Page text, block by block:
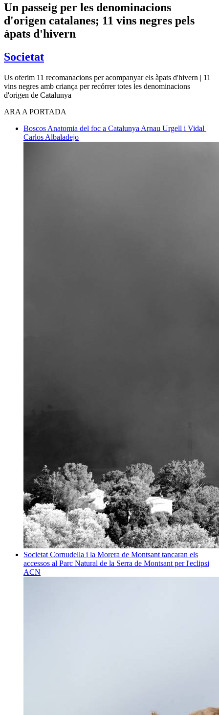
Un passeig per les denominacions
d'origen catalanes; 11 vins negres pels
àpats d'hivern
Societat
Us oferim 11 recomanacions per acompanyar els àpats d'hivern | 11
vins negres amb criança per recórrer totes les denominacions
d'origen de Catalunya
ARA A PORTADA
Boscos Anatomia del foc a Catalunya Arnau Urgell i Vidal |
Carlos Albaladejo
Societat Cornudella i la Morera de Montsant tancaran els
accessos al Parc Natural de la Serra de Montsant per l'eclipsi
ACN